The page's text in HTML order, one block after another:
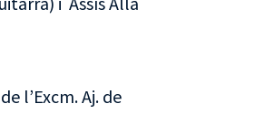
l’Excm. Aj. de